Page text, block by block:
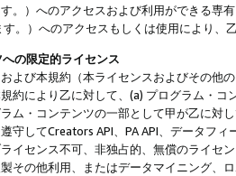
す。）へのアクセスおよび利用ができる専
す。）へのアクセスもしくは使用により
の限定的ライセンス
よび本規約（本ライセンスおよびその他
約により乙に対して、(a) プログラム・
ム・コンテンツの一部として甲が乙に対
守してCreators API、PA API、データフ
イセンス不可、非独占的、無償のライセ
その他利用、またはデータマイニング、